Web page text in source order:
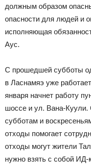
должным образом
опасности для людей и
исполняющая
Аус.
С прошедшей субботы
в Ласнамяэ уже
января начнет работу
шоссе и ул. Вана-Куули.
субботам и
отходы помогает
отходы могут жители
нужно взять с собой ИД-